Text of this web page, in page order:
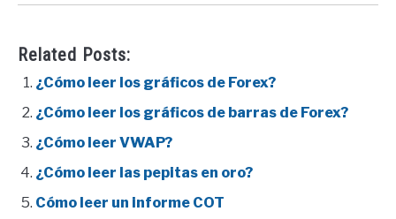
Related Posts:
¿Cómo leer los gráficos de Forex?
¿Cómo leer los gráficos de barras de Forex?
¿Cómo leer VWAP?
¿Cómo leer las pepitas en oro?
Cómo leer un informe COT